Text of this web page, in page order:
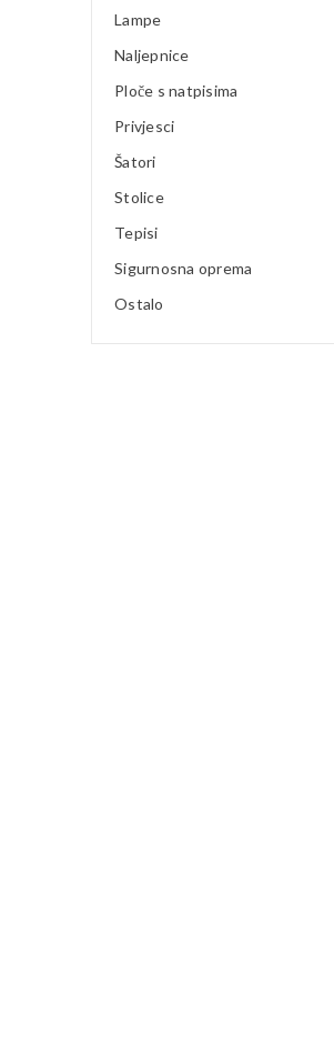
Lampe
Naljepnice
Ploče s natpisima
Privjesci
Šatori
Stolice
Tepisi
Sigurnosna oprema
Ostalo